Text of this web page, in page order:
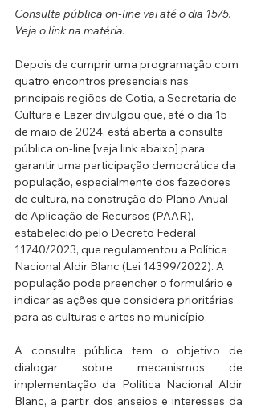
Consulta pública on-line vai até o dia 15/5.
Veja o link na matéria.
Depois de cumprir uma programação com
quatro encontros presenciais nas
principais regiões de Cotia, a Secretaria de
Cultura e Lazer divulgou que, até o dia 15
de maio de 2024, está aberta a consulta
pública on-line [veja link abaixo] para
garantir uma participação democrática da
população, especialmente dos fazedores
de cultura, na construção do Plano Anual
de Aplicação de Recursos (PAAR),
estabelecido pelo Decreto Federal
11740/2023, que regulamentou a Política
Nacional Aldir Blanc (Lei 14399/2022). A
população pode preencher o formulário e
indicar as ações que considera prioritárias
para as culturas e artes no município.
A consulta pública tem o objetivo de
dialogar sobre mecanismos de
implementação da Política Nacional Aldir
Blanc, a partir dos anseios e interesses da